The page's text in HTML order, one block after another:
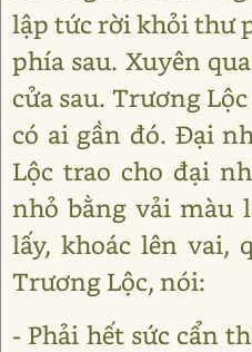
lập tức rời khỏi thư
phía sau. Xuyên
cửa sau. Trương
có ai gần đó. Đại
Lộc trao cho đại
nhỏ bằng vải màu
lấy, khoác lên vai,
Trương Lộc, nói:
- Phải hết sức cẩn